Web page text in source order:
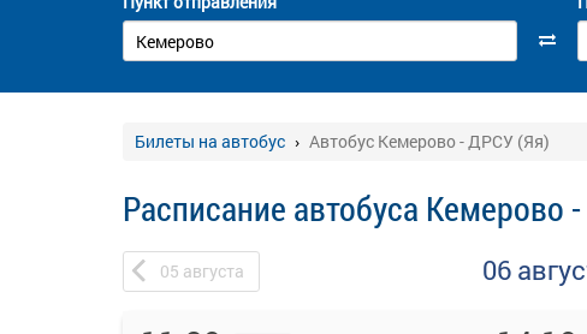
Билеты на автобус Автобус Кемерово - ДРСУ (Яя)
Расписание автобуса Кемерово
05 августа 06